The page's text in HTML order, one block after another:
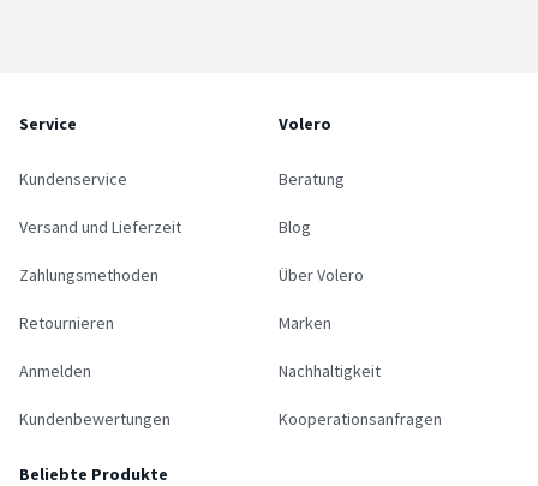
Service
Kundenservice
Versand und Lieferzeit
Zahlungsmethoden
Retournieren
Anmelden
Kundenbewertungen
Volero
Beratung
Blog
Über Volero
Marken
Nachhaltigkeit
Kooperationsanfragen
Beliebte Produkte